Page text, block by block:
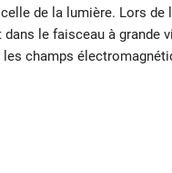
de la lumière. Lors
le faisceau à grande
champs